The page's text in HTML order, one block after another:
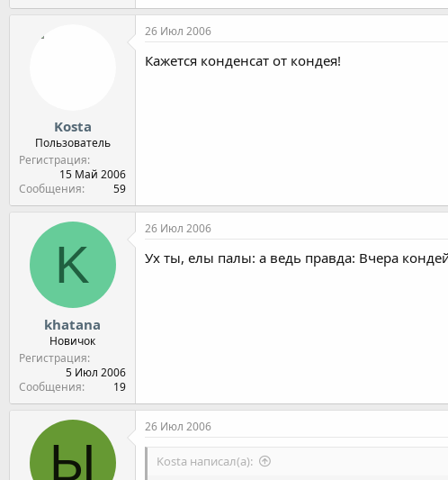
Kosta
Пользователь
Регистрация
15 Май 2006
Сообщения
59
26 Июл 2006
Кажется конденсат от кондея!
K
khatana
Новичок
Регистрация
5 Июл 2006
Сообщения
19
26 Июл 2006
Ух ты, елы палы: а ведь правда: Вчера
Ы
26 Июл 2006
Kosta написал(а):